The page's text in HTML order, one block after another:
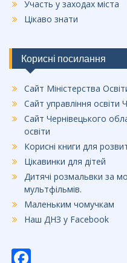
Участь у заходах міста
Цікаво знати
Корисні посилання
Сайт Міністерства
Сайт управління освіти
Сайт Чернівецького
освіти
Корисні книги для
Цікавинки для дітей
Дитячі розмальвки за
мультфільмів.
Маленьким чомучкам
Наш ДНЗ у Facebook